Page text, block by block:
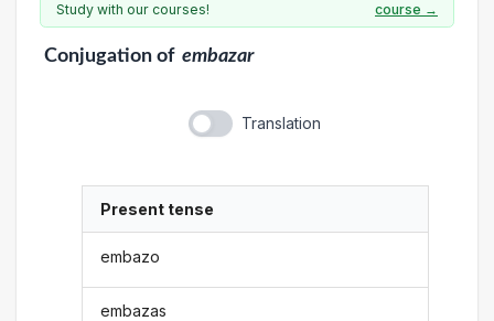
Study with our courses!
course →
Conjugationof embazar
Translation
Present tense
embazo
embazas